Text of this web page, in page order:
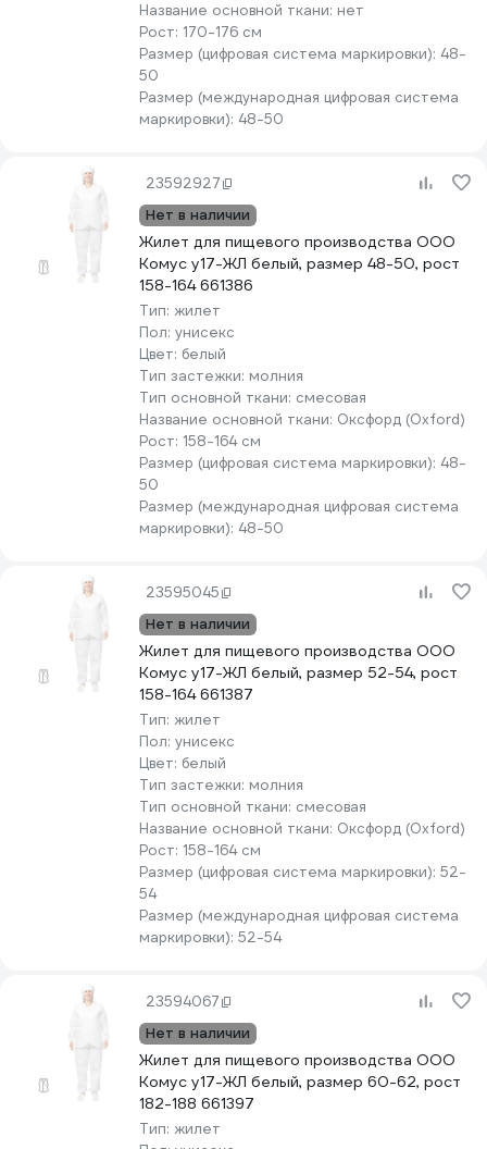
Название основной ткани: нет
Рост: 170-176 см
Размер (цифровая система маркировки): 48-
50
Размер (международная цифровая система
маркировки): 48-50
23592927
Нет в наличии
Жилет для пищевого производства ООО
Комус у17-ЖЛ белый, размер 48-50, рост
158-164 661386
Тип: жилет
Пол: унисекс
Цвет: белый
Тип застежки: молния
Тип основной ткани: смесовая
Название основной ткани: Оксфорд (Oxford)
Рост: 158-164 см
Размер (цифровая система маркировки): 48-
50
Размер (международная цифровая система
маркировки): 48-50
23595045
Нет в наличии
Жилет для пищевого производства ООО
Комус у17-ЖЛ белый, размер 52-54, рост
158-164 661387
Тип: жилет
Пол: унисекс
Цвет: белый
Тип застежки: молния
Тип основной ткани: смесовая
Название основной ткани: Оксфорд (Oxford)
Рост: 158-164 см
Размер (цифровая система маркировки): 52-
54
Размер (международная цифровая система
маркировки): 52-54
23594067
Нет в наличии
Жилет для пищевого производства ООО
Комус у17-ЖЛ белый, размер 60-62, рост
182-188 661397
Тип: жилет